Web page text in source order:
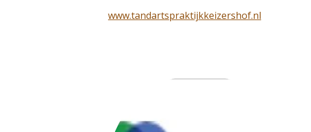
www.tandartspraktijkkeizershof.nl